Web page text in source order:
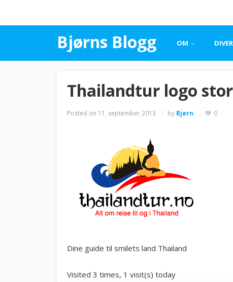
Bjørns Blogg OM
Thailandtur logo stor
Posted on 11. september 2013 by Bjørn 0
Dine guide til smilets land Thailand
Visited 3 times, 1 visit(s) today